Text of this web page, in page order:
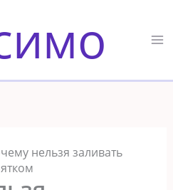
нельзя заливать